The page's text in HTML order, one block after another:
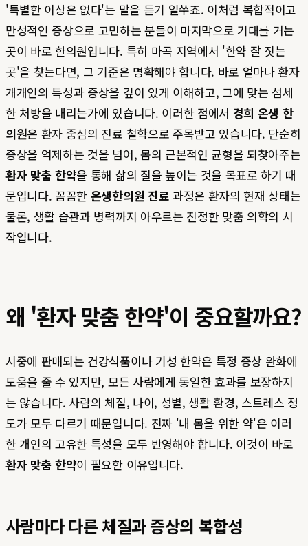
'특별한 이상은 없다'는 말을 듣기 일쑤죠. 이처럼 복합적이고
만성적인 증상으로 고민하는 분들이 마지막으로 기대를 거는
곳이 바로 한의원입니다. 특히 마곡 지역에서 '한약 잘 짓는
곳'을 찾는다면, 그 기준은 명확해야 합니다. 바로 얼마나 환자
개개인의 특성과 증상을 깊이 있게 이해하고, 그에 맞는 섬세
한 처방을 내리는가에 있습니다. 이러한 점에서 경희 온생 한
의원은 환자 중심의 진료 철학으로 주목받고 있습니다. 단순히
증상을 억제하는 것을 넘어, 몸의 근본적인 균형을 되찾아주는
환자 맞춤 한약을 통해 삶의 질을 높이는 것을 목표로 하기 때
문입니다. 꼼꼼한 온생한의원 진료 과정은 환자의 현재 상태는
물론, 생활 습관과 병력까지 아우르는 진정한 맞춤 의학의 시
작입니다.
왜 '환자 맞춤 한약'이 중요할까요?
시중에 판매되는 건강식품이나 기성 한약은 특정 증상 완화에
도움을 줄 수 있지만, 모든 사람에게 동일한 효과를 보장하지
는 않습니다. 사람의 체질, 나이, 성별, 생활 환경, 스트레스 정
도가 모두 다르기 때문입니다. 진짜 '내 몸을 위한 약'은 이러
한 개인의 고유한 특성을 모두 반영해야 합니다. 이것이 바로
환자 맞춤 한약이 필요한 이유입니다.
사람마다 다른 체질과 증상의 복합성